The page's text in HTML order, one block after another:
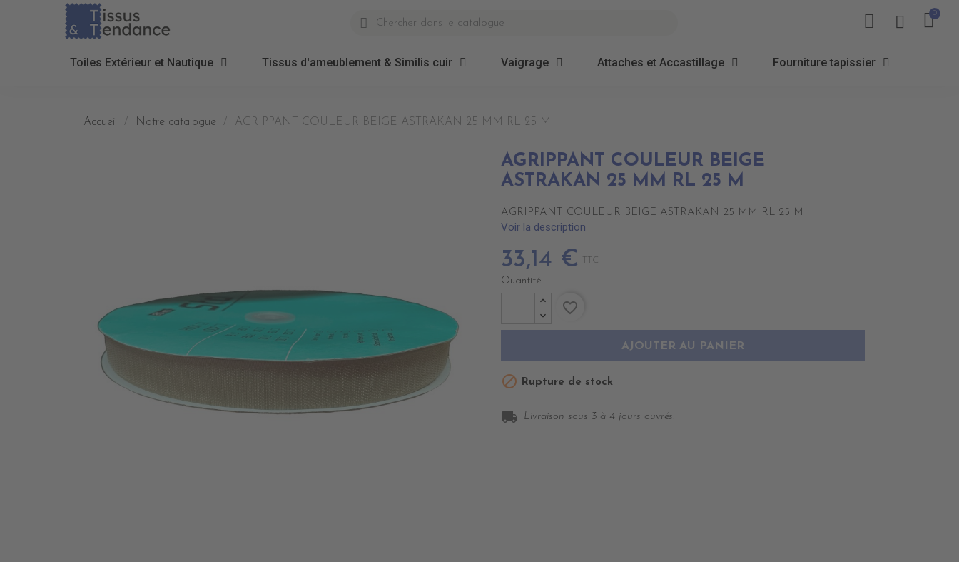
Toiles Extérieur et Nautique Tissus d'ameublement & Similis cuir Vaigrage Attaches et Accastillage Fourniture tapissier
Accueil Notre catalogue AGRIPPANT COULEUR BEIGE ASTRAKAN 25 MM RL 25 M
AGRIPPANT COULEUR BEIGE
ASTRAKAN 25 MM RL 25 M
AGRIPPANT COULEUR BEIGE ASTRAKAN 25 MM RL 25 M
Voir la description
33,14 € TTC
Quantité
AJOUTER AU PANIER
favorite_border
 Rupture de stock
local_shipping Livraison sous 3 à 4 jours ouvrés.